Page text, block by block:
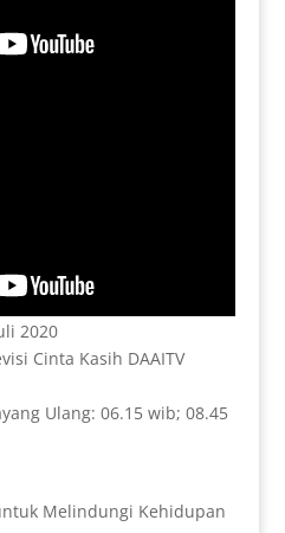
2020
Cinta Kasih DAAITV
Ulang: 06.15 wib; 08.45
Melindungi Kehidupan